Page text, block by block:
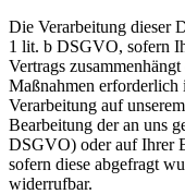
Die Verarbeitung dieser
1 lit. b DSGVO, sofern
Vertrags
Maßnahmen erforderlich
Verarbeitung auf
Bearbeitung der an uns
DSGVO) oder auf Ihrer
sofern diese abgefragt
widerrufbar.